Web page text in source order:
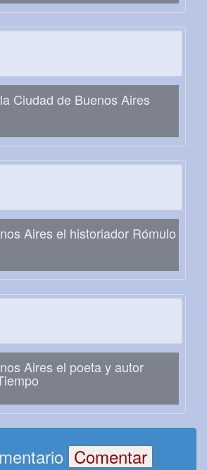
Ciudad de Buenos Aires
Aires el historiador Rómulo
Aires el poeta y autor